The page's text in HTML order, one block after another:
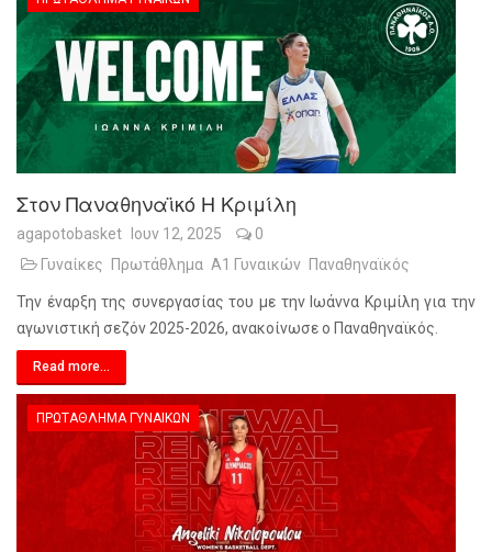
Στον Παναθηναϊκό Η Κριμίλη
agapotobasket Ιουν 12, 2025
0
Γυναίκες
Πρωτάθλημα Α1 Γυναικών Παναθηναϊκός
Την έναρξη της συνεργασίας του με την Ιωάννα Κριμίλη για την
αγωνιστική σεζόν 2025-2026, ανακοίνωσε ο Παναθηναϊκός.
Read more...
ΠΡΩΤΆΘΛΗΜΑ ΓΥΝΑΙΚΏΝ